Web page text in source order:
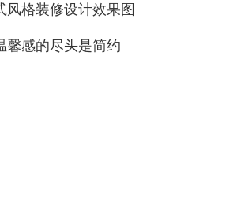
风格装修设计效果图
馨感的尽头是简约